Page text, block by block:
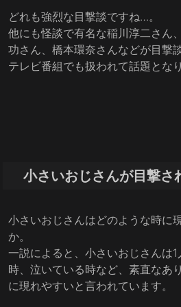
どれも強烈な目撃談ですね…。
他にも怪談で有名な稲川淳二さん
功さん、橋本環奈さんなどが目撃
テレビ番組でも扱われて話題とな
小さいおじさんが目撃さ
小さいおじさんはどのような時に
か。
一説によると、小さいおじさんは
時、泣いている時など、素直なあ
に現れやすいと言われています。